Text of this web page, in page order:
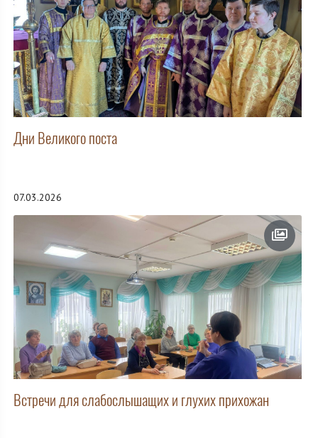
Дни Великого поста
07.03.2026
Встречи для слабослышащих и глухих прихожан